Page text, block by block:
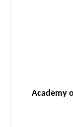
Academy